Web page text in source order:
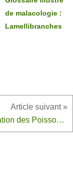
de malacologie :
Lamellibranches
Clé de détermination des Poissons d'eau douce